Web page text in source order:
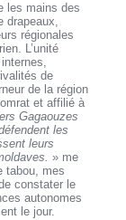
les mains des
drapeaux,
régionales
L’unité
de
de la région
et affilié à
Gagaouzes
les
leurs
» me
tabou, mes
constater le
autonomes
le jour.